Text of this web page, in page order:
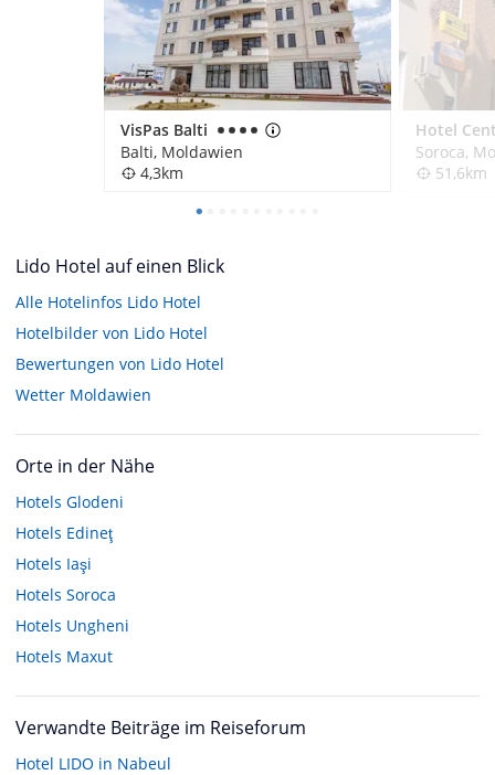
VisPas Balti
Balti, Moldawien
4,3km
Hotel
Soroca,
51,6km
Lido Hotel auf einen Blick
Alle Hotelinfos Lido Hotel
Hotelbilder von Lido Hotel
Bewertungen von Lido Hotel
Wetter Moldawien
Orte in der Nähe
Hotels Glodeni
Hotels Edineţ
Hotels Iaşi
Hotels Soroca
Hotels Ungheni
Hotels Maxut
Verwandte Beiträge im Reiseforum
Hotel LIDO in Nabeul